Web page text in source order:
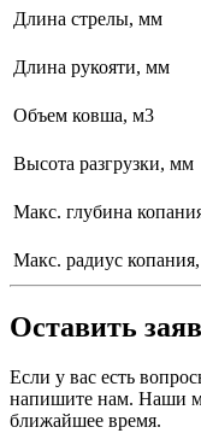
Длина стрелы, мм
Длина рукояти, мм
Объем ковша, м3
Высота разгрузки, мм
Макс. глубина
Макс. радиус
Оставить
Если у вас есть
напишите нам. Наши
ближайшее время.